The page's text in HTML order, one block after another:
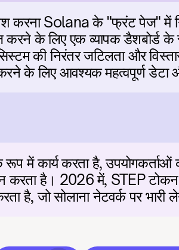
करना Solana के "फ्रंट पेज"
के लिए एक व्यापक डैशबोर्ड के
की निरंतर जटिलता और
के लिए आवश्यक महत्वपूर्ण डेटा
में कार्य करता है, उपयोगकर्ताओं
करता है। 2026 में, STEP टोकन
है, जो सोलाना नेटवर्क पर